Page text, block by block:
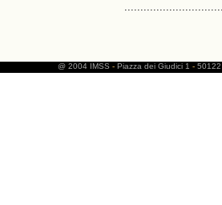
@ 2004 IMSS - Piazza dei Giudici 1 - 50122